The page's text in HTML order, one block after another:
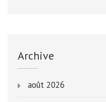
Archive
août 2026